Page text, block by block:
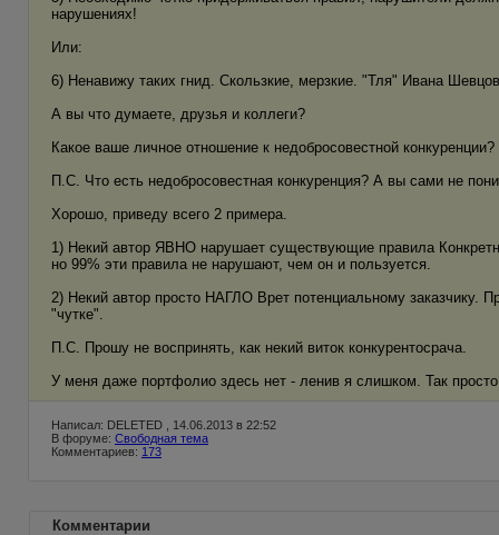
нарушениях!
Или:
6) Ненавижу таких гнид. Скользкие, мерзкие. "Тля" Ивана
А вы что думаете, друзья и коллеги?
Какое ваше личное отношение к недобросовестной конкуренции?
П.С. Что есть недобросовестная конкуренция? А вы сами не
Хорошо, приведу всего 2 примера.
1) Некий автор ЯВНО нарушает существующие правила
но 99% эти правила не нарушают, чем он и пользуется.
2) Некий автор просто НАГЛО Врет потенциальному заказчику.
"чутке".
П.С. Прошу не воспринять, как некий виток конкурентосрача.
У меня даже портфолио здесь нет - ленив я слишком. Так
Написал: DELETED , 14.06.2013 в 22:52
В форуме: Свободная тема
Комментариев: 173
Комментарии